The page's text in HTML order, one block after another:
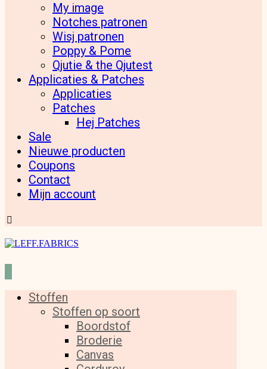
My image
Notches patronen
Wisj patronen
Poppy & Pome
Qjutie & the Qjutest
Applicaties & Patches
Applicaties
Patches
Hej Patches
Sale
Nieuwe producten
Coupons
Contact
Mijn account
Stoffen
Stoffen op soort
Boordstof
Broderie
Canvas